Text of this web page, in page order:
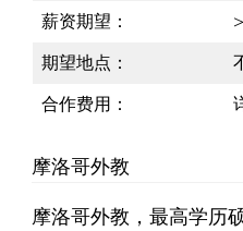
薪资期望：
期望地点：
合作费用：
摩洛哥外教
摩洛哥外教，最高学历